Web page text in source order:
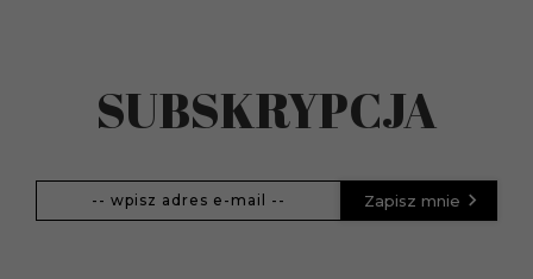
SUBSKRYPCJA
Zapisz mnie